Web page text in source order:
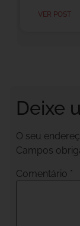
VER POST
Deixe
O seu
Campos
Comentário *